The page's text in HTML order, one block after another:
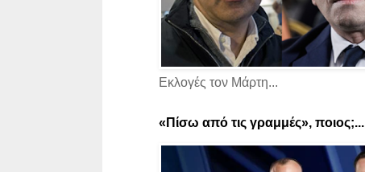
Εκλογές τον Μάρτη...
«Πίσω από τις γραμμές», ποιος;...